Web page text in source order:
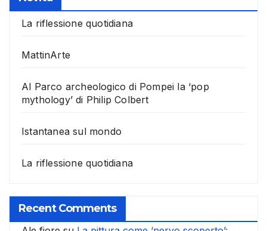
La riflessione quotidiana
MattinArte
Al Parco archeologico di Pompei la ‘pop
mythology’ di Philip Colbert
Istantanea sul mondo
La riflessione quotidiana
Recent Comments